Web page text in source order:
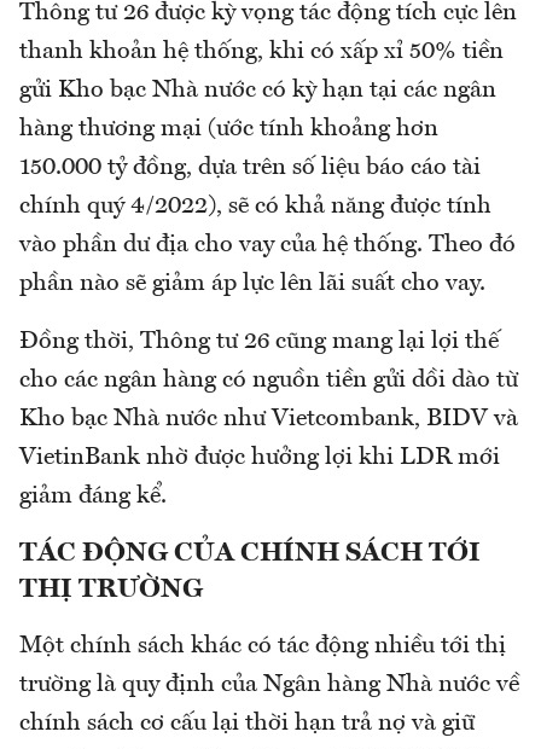
Thông tư 26 được kỳ vọng tác động tích cực lên
thanh khoản hệ thống, khi có xấp xỉ 50% tiền
gửi Kho bạc Nhà nước có kỳ hạn tại các ngân
hàng thương mại (ước tính khoảng hơn
150.000 tỷ đồng, dựa trên số liệu báo cáo tài
chính quý 4/2022), sẽ có khả năng được tính
vào phần dư địa cho vay của hệ thống. Theo đó
phần nào sẽ giảm áp lực lên lãi suất cho vay.
Đồng thời, Thông tư 26 cũng mang lại lợi thế
cho các ngân hàng có nguồn tiền gửi dồi dào từ
Kho bạc Nhà nước như Vietcombank, BIDV và
VietinBank nhờ được hưởng lợi khi LDR mới
giảm đáng kể.
TÁC ĐỘNG CỦA CHÍNH SÁCH TỚI
THỊ TRƯỜNG
Một chính sách khác có tác động nhiều tới thị
trường là quy định của Ngân hàng Nhà nước về
chính sách cơ cấu lại thời hạn trả nợ và giữ